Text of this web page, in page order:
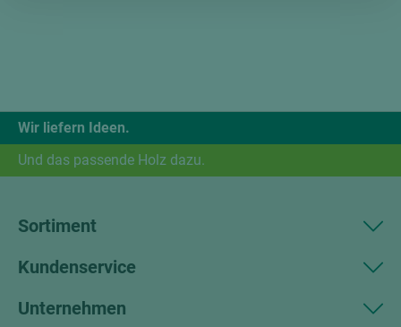
Wir liefern Ideen.
Und das passende Holz dazu.
Sortiment
Kundenservice
Unternehmen